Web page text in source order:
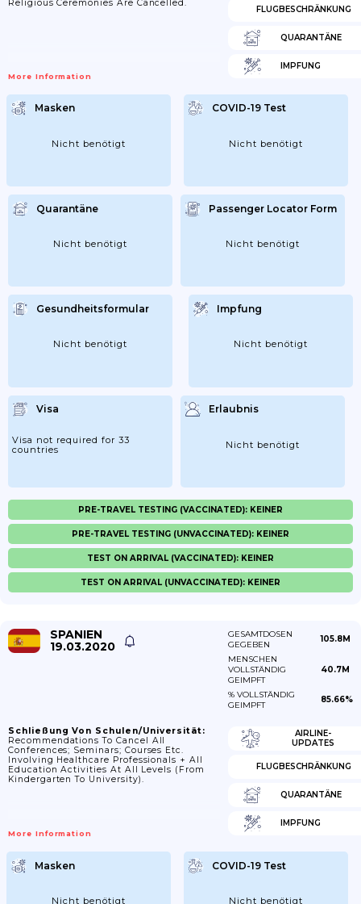
Religious Ceremonies Are Cancelled.
More Information
FLUGBESCHRÄNKUNG
QUARANTÄNE
IMPFUNG
Masken
Nicht benötigt
COVID-19 Test
Nicht benötigt
Quarantäne
Nicht benötigt
Passenger Locator Form
Nicht benötigt
Gesundheitsformular
Nicht benötigt
Impfung
Nicht benötigt
Visa
Visa not required for 33
countries
Erlaubnis
Nicht benötigt
PRE-TRAVEL TESTING (VACCINATED): KEINER
PRE-TRAVEL TESTING (UNVACCINATED): KEINER
TEST ON ARRIVAL (VACCINATED): KEINER
TEST ON ARRIVAL (UNVACCINATED): KEINER
SPANIEN
19.03.2020
GESAMTDOSEN
GEGEBEN
105.8M
MENSCHEN
VOLLSTÄNDIG
GEIMPFT
40.7M
% VOLLSTÄNDIG
GEIMPFT
85.66%
Schließung Von Schulen/Universität:
Recommendations To Cancel All
Conferences; Seminars; Courses Etc.
Involving Healthcare Professionals + All
Education Activities At All Levels (from
Kindergarten To University).
More Information
AIRLINE-
UPDATES
FLUGBESCHRÄNKUNG
QUARANTÄNE
IMPFUNG
Masken
Nicht benötigt
COVID-19 Test
Nicht benötigt